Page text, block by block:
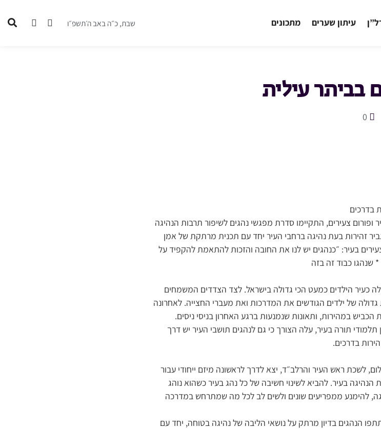
עיתון שערים מתכונים שבת, כ״ה באב ה׳תשפ״ו
בביתר עילית
0
בדרכים
צעירים, התקיימו סדרת מפגשי נהגים לשיפור תרבות הנהיגה
זהירות בעת נהיגה ברחבי העיר יחד עם תכנית מרתקת של אמן
בעיר: ״כנהגים יש לנו את החובה והזכות להתאמת להקפיד על
שנהגו כבוד זה בזה
כעיר הילדים כמעט הכי גדולה בישראל. לצד הצדדים המשמחים
של ילדים הגודשים את המדרכות ואת מעברי החצייה. לאחרונה
במהירות, ותאונות שנמנעות ברגע האחרון בניסי ניסים.
תורה בעיר, עלה הצורך כי גם לנהגים תושבי העיר יש דרך
בדרכים.
לשכת ראש העיר והרלב״ד, יצא לדרך לראשונה מיזם ייחודי עבור
בעיר. להביא לשינוי חשיבה של כל נהג בעיר כשהוא נוהג
להימנע ממפריעים שונים ולשים לב לכל מה שמתרחש במדרכה
הנהגים בדיון מרתק על נושאי הליבה של נהיגה בטוחה, יחד עם